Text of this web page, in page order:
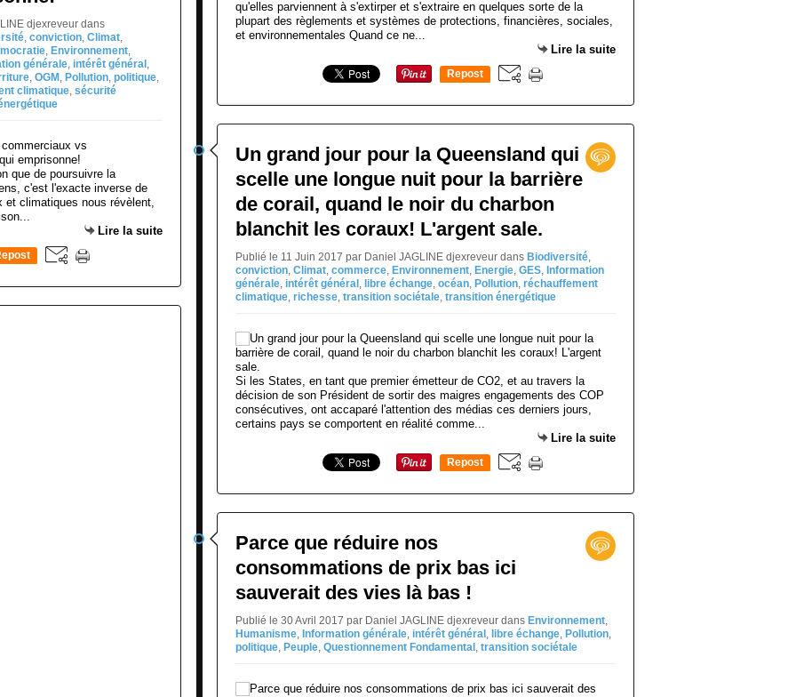
djexreveur dans
, conviction, Climat,
, Environnement,
générale, intérêt général ,
, OGM , Pollution, politique,
climatique, sécurité
que de poursuivre la
c'est l'exacte inverse de
et climatiques nous révèlent,
Lire la suite
qu'elles parviennent à s'extirper et s'extraire en quelques sorte de la
plupart des règlements et systèmes de protections, financières, sociales,
et environnementales Quand ce ne...
Lire la suite
Repost
Un grand jour pour la Queensland qui
scelle une longue nuit pour la barrière
de corail, quand le noir du charbon
blanchit les coraux! L'argent sale.
Publié le 11 Juin 2017 par Daniel JAGLINE djexreveur dans Biodiversité,
conviction, Climat, commerce, Environnement, Energie, GES, Information
générale, intérêt général , libre échange, océan, Pollution, réchauffement
climatique, richesse, transition sociétale, transition énergétique
Si les States, en tant que premier émetteur de CO2, et au travers la
décision de son Président de sortir des maigres engagements des COP
consécutives, ont accaparé l'attention des médias ces derniers jours,
certains pays se comportent en réalité comme...
Lire la suite
Repost
Parce que réduire nos
consommations de prix bas ici
sauverait des vies là bas !
Publié le 30 Avril 2017 par Daniel JAGLINE djexreveur dans Environnement,
Humanisme, Information générale, intérêt général , libre échange, Pollution,
politique, Peuple, Questionnement Fondamental , transition sociétale